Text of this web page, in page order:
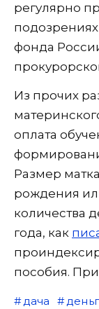
регулярно
фонда
Из прочих
оплата
Размер
рождения
количества
года, как
пособия.
дача